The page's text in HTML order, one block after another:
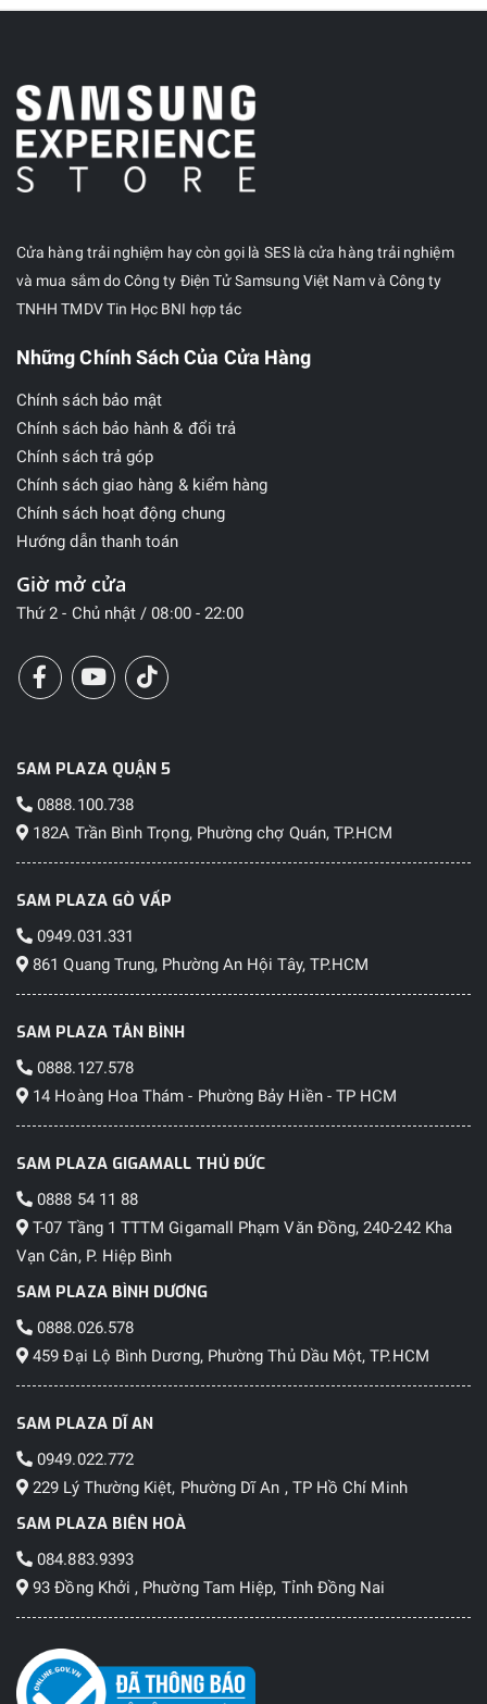
Cửa hàng trải nghiệm hay còn gọi là SES là cửa hàng trải nghiệm
và mua sắm do Công ty Điện Tử Samsung Việt Nam và Công ty
TNHH TMDV Tin Học BNI hợp tác
Những Chính Sách Của Cửa Hàng
Chính sách bảo mật
Chính sách bảo hành & đổi trả
Chính sách trả góp
Chính sách giao hàng & kiểm hàng
Chính sách hoạt động chung
Hướng dẫn thanh toán
Giờ mở cửa
Thứ 2 - Chủ nhật / 08:00 - 22:00
SAM PLAZA QUẬN 5
0888.100.738
182A Trần Bình Trọng, Phường chợ Quán, TP.HCM
SAM PLAZA GÒ VẤP
0949.031.331
861 Quang Trung, Phường An Hội Tây, TP.HCM
SAM PLAZA TÂN BÌNH
0888.127.578
14 Hoàng Hoa Thám - Phường Bảy Hiền - TP HCM
SAM PLAZA GIGAMALL THỦ ĐỨC
0888 54 11 88
T-07 Tầng 1 TTTM Gigamall Phạm Văn Đồng, 240-242 Kha
Vạn Cân, P. Hiệp Bình
SAM PLAZA BÌNH DƯƠNG
0888.026.578
459 Đại Lộ Bình Dương, Phường Thủ Dầu Một, TP.HCM
SAM PLAZA DĨ AN
0949.022.772
229 Lý Thường Kiệt, Phường Dĩ An , TP Hồ Chí Minh
SAM PLAZA BIÊN HOÀ
084.883.9393
93 Đồng Khởi , Phường Tam Hiệp, Tỉnh Đồng Nai